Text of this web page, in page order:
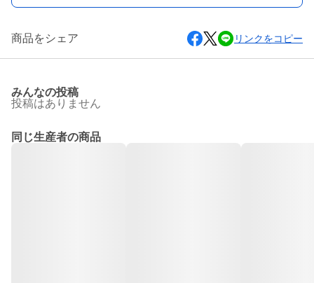
商品をシェア リンクをコピー
みんなの投稿
投稿はありません
同じ生産者の商品